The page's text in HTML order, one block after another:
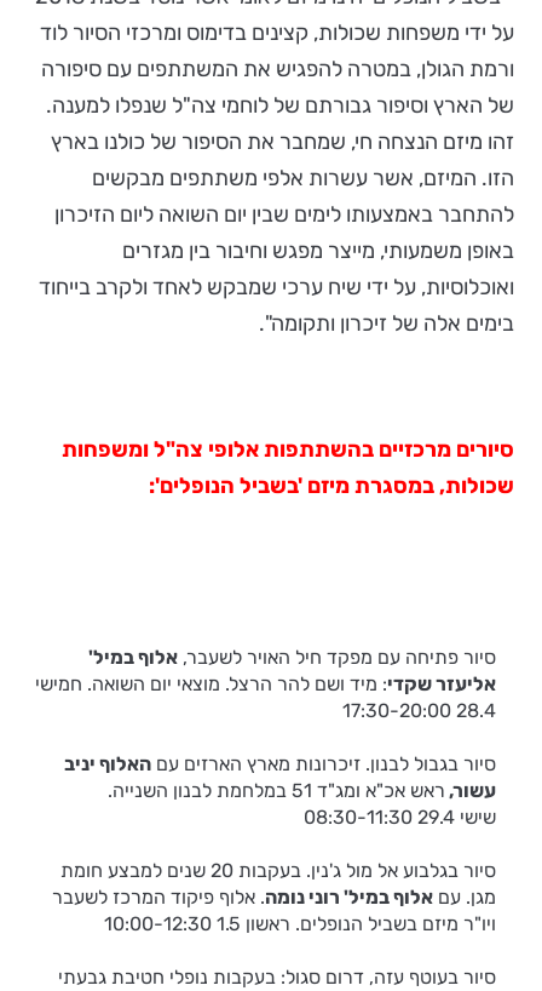
על ידי משפחות שכולות, קצינים בדימוס ומרכזי הסיור לוד
ורמת הגולן, במטרה להפגיש את המשתתפים עם סיפורה
של הארץ וסיפור גבורתם של לוחמי צה"ל שנפלו למענה.
זהו מיזם הנצחה חי, שמחבר את הסיפור של כולנו בארץ
הזו. המיזם, אשר עשרות אלפי משתתפים מבקשים
להתחבר באמצעותו לימים שבין יום השואה ליום הזיכרון
באופן משמעותי, מייצר מפגש וחיבור בין מגזרים
ואוכלוסיות, על ידי שיח ערכי שמבקש לאחד ולקרב בייחוד
בימים אלה של זיכרון ותקומה".
סיורים מרכזיים בהשתתפות אלופי צה"ל ומשפחות
שכולות, במסגרת מיזם 'בשביל הנופלים':
סיור פתיחה עם מפקד חיל האויר לשעבר, אלוף במיל'
אליעזר שקדי: מיד ושם להר הרצל. מוצאי יום השואה. חמישי
28.4 17:30-20:00
סיור בגבול לבנון. זיכרונות מארץ הארזים עם האלוף יניב
עשור,
ראש אכ"א ומג"ד 51 במלחמת לבנון השנייה.
שישי 29.4 08:30-11:30
סיור בגלבוע אל מול ג'נין. בעקבות 20 שנים למבצע חומת
מגן. עם אלוף במיל' רוני נומה. אלוף פיקוד המרכז לשעבר
ויו"ר מיזם בשביל הנופלים. ראשון 1.5 10:00-12:30
סיור בעוטף עזה, דרום סגול: בעקבות נופלי חטיבת גבעתי